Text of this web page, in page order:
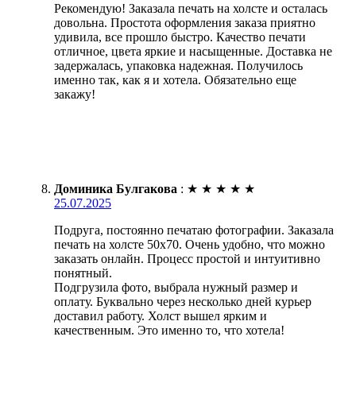
Рекомендую! Заказала печать на холсте и осталась
довольна. Простота оформления заказа приятно
удивила, все прошло быстро. Качество печати
отличное, цвета яркие и насыщенные. Доставка не
задержалась, упаковка надежная. Получилось
именно так, как я и хотела. Обязательно еще
закажу!
Доминика Булгакова : ★ ★ ★ ★ ★
25.07.2025
Подруга, постоянно печатаю фотографии. Заказала
печать на холсте 50х70. Очень удобно, что можно
заказать онлайн. Процесс простой и интуитивно
понятный.
Подгрузила фото, выбрала нужный размер и
оплату. Буквально через несколько дней курьер
доставил работу. Холст вышел ярким и
качественным. Это именно то, что хотела!